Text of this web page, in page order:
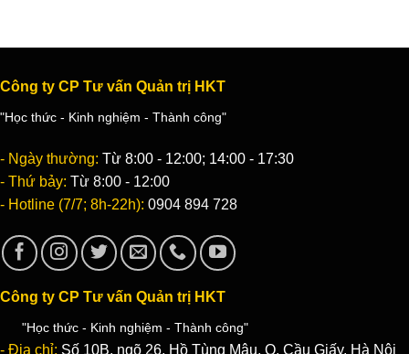
Công ty CP Tư vấn Quản trị HKT
"Học thức - Kinh nghiệm - Thành công"
- Ngày thường: Từ 8:00 - 12:00; 14:00 - 17:30
- Thứ bảy: Từ 8:00 - 12:00
- Hotline (7/7; 8h-22h): 0904 894 728
Công ty CP Tư vấn Quản trị HKT
"Học thức - Kinh nghiệm - Thành công"
- Địa chỉ: Số 10B, ngõ 26, Hồ Tùng Mậu, Q. Cầu Giấy, Hà Nội